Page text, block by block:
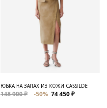
ЮБКА НА ЗАПАХ ИЗ КОЖИ CASSILDE
148 900 ₽ -50% 74 450 ₽